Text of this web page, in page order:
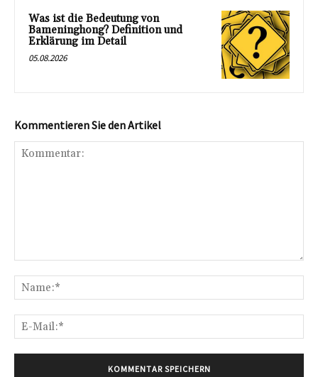
Was ist die Bedeutung von
Bameninghong? Definition und
Erklärung im Detail
05.08.2026
Kommentieren Sie den Artikel